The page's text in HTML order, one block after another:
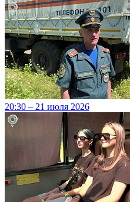
20:30 – 21 июля 2026